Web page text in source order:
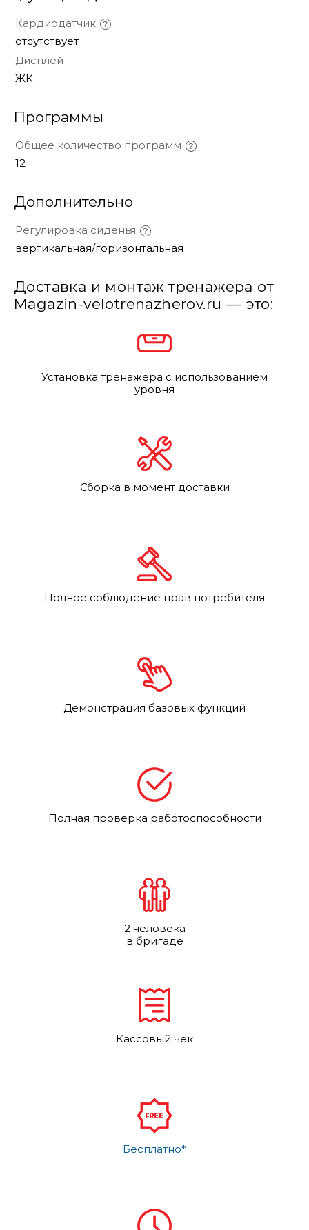
Кардиодатчик
отсутствует
Дисплей
ЖК
Программы
Общее количество программ
12
Дополнительно
Регулировка сиденья
вертикальная/горизонтальная
Доставка и монтаж тренажера от
Magazin-velotrenazherov.ru — это:
Установка тренажера с использованием
уровня
Сборка в момент доставки
Полное соблюдение прав потребителя
Демонстрация базовых функций
Полная проверка работоспособности
2 человека
в бригаде
Кассовый чек
Бесплатно*